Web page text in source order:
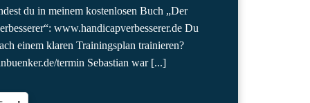
du in meinem kostenlosen Buch „Der
www.handicapverbesserer.de Du
einem klaren Trainingsplan trainieren?
termin Sebastian war [...]